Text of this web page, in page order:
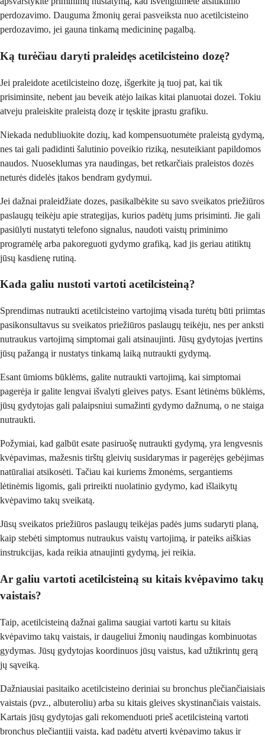
perdozavimo. Dauguma žmonių gerai pasveiksta nuo acetilcisteino
perdozavimo, jei gauna tinkamą medicininę pagalbą.
Ką turėčiau daryti praleidęs acetilcisteino dozę?
Jei praleidote acetilcisteino dozę, išgerkite ją tuoj pat, kai tik
prisiminsite, nebent jau beveik atėjo laikas kitai planuotai dozei. Tokiu
atveju praleiskite praleistą dozę ir tęskite įprastu grafiku.
Niekada nedubliuokite dozių, kad kompensuotumėte praleistą gydymą,
nes tai gali padidinti šalutinio poveikio riziką, nesuteikiant papildomos
naudos. Nuoseklumas yra naudingas, bet retkarčiais praleistos dozės
neturės didelės įtakos bendram gydymui.
Jei dažnai praleidžiate dozes, pasikalbėkite su savo sveikatos priežiūros
paslaugų teikėju apie strategijas, kurios padėtų jums prisiminti. Jie gali
pasiūlyti nustatyti telefono signalus, naudoti vaistų priminimo
programėlę arba pakoreguoti gydymo grafiką, kad jis geriau atitiktų
jūsų kasdienę rutiną.
Kada galiu nustoti vartoti acetilcisteiną?
Sprendimas nutraukti acetilcisteino vartojimą visada turėtų būti priimtas
pasikonsultavus su sveikatos priežiūros paslaugų teikėju, nes per anksti
nutraukus vartojimą simptomai gali atsinaujinti. Jūsų gydytojas įvertins
jūsų pažangą ir nustatys tinkamą laiką nutraukti gydymą.
Esant ūmioms būklėms, galite nutraukti vartojimą, kai simptomai
pagerėja ir galite lengvai išvalyti gleives patys. Esant lėtinėms būklėms,
jūsų gydytojas gali palaipsniui sumažinti gydymo dažnumą, o ne staiga
nutraukti.
Požymiai, kad galbūt esate pasiruošę nutraukti gydymą, yra lengvesnis
kvėpavimas, mažesnis tirštų gleivių susidarymas ir pagerėjęs gebėjimas
natūraliai atsikosėti. Tačiau kai kuriems žmonėms, sergantiems
lėtinėmis ligomis, gali prireikti nuolatinio gydymo, kad išlaikytų
kvėpavimo takų sveikatą.
Jūsų sveikatos priežiūros paslaugų teikėjas padės jums sudaryti planą,
kaip stebėti simptomus nutraukus vaistų vartojimą, ir pateiks aiškias
instrukcijas, kada reikia atnaujinti gydymą, jei reikia.
Ar galiu vartoti acetilcisteiną su kitais kvėpavimo takų
vaistais?
Taip, acetilcisteiną dažnai galima saugiai vartoti kartu su kitais
kvėpavimo takų vaistais, ir daugeliui žmonių naudingas kombinuotas
gydymas. Jūsų gydytojas koordinuos jūsų vaistus, kad užtikrintų gerą
jų sąveiką.
Dažniausiai pasitaiko acetilcisteino deriniai su bronchus plečiančiaisiais
vaistais (pvz., albuteroliu) arba su kitais gleives skystinančiais vaistais.
Kartais jūsų gydytojas gali rekomenduoti prieš acetilcisteiną vartoti
bronchus plečiantįjį vaistą, kad padėtų atverti kvėpavimo takus ir